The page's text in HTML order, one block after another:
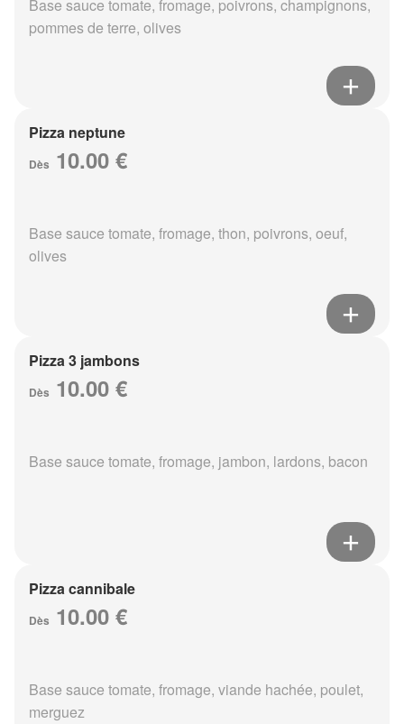
Base sauce tomate, fromage, poivrons, champignons,
pommes de terre, olives
Pizza neptune
Dès 10.00 €
Base sauce tomate, fromage, thon, poivrons, oeuf,
olives
Pizza 3 jambons
Dès 10.00 €
Base sauce tomate, fromage, jambon, lardons, bacon
Pizza cannibale
Dès 10.00 €
Base sauce tomate, fromage, viande hachée, poulet,
merguez